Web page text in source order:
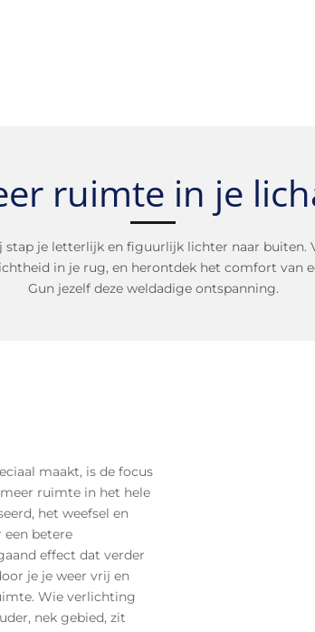
ruimte in je
stap je letterlijk en figuurlijk lichter naar buiten.
in je rug, en herontdek het comfort van
Gun jezelf deze weldadige ontspanning.
maakt, is de focus
ruimte in het hele
het weefsel en
een betere
effect dat verder
je je weer vrij en
Wie verlichting
nek gebied, zit